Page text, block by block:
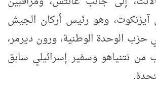
آيزنكوت، وهو رئيس أركان الجيش
الوحدة الوطنية، ورون ديرمر،
نتنياهو وسفير إسرائيلي سابق